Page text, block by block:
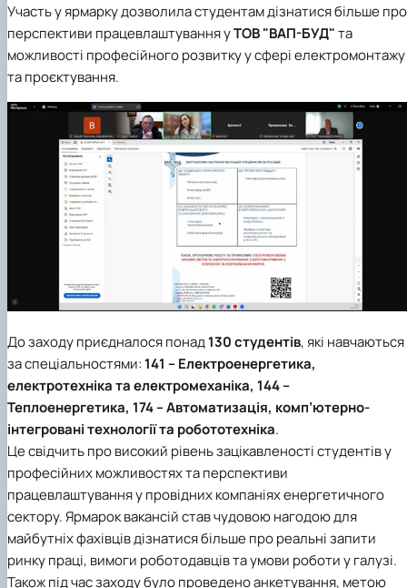
Участь у ярмарку дозволила студентам дізнатися більше про
перспективи працевлаштування уТОВ "ВАП-БУД"та
можливості професійного розвитку у сфері електромонтажу
та проєктування.
До заходу приєдналося понад130 студентів, які навчаються
за спеціальностями: 141 – Електроенергетика,
електротехніка та електромеханіка, 144 –
Теплоенергетика, 174 – Автоматизація, комп’ютерно-
інтегровані технології та робототехніка.
Це свідчить про високий рівень зацікавленості студентів у
професійних можливостях та перспективи
працевлаштування у провідних компаніях енергетичного
сектору. Ярмарок вакансій став чудовою нагодою для
майбутніх фахівців дізнатися більше про реальні запити
ринку праці, вимоги роботодавців та умови роботи у галузі.
Також під час заходу було проведено анкетування, метою